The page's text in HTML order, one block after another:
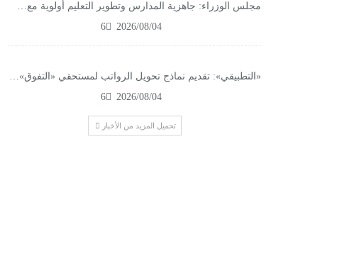
مجلس الوزراء: جاهزية المدارس وتطوير التعليم أولوية مع…
2026/08/04
6
«التطبيقي»: تقديم نماذج تحويل الرواتب لمستحقي «التفوق»…
2026/08/04
6
تحميل المزيد من الأخبار